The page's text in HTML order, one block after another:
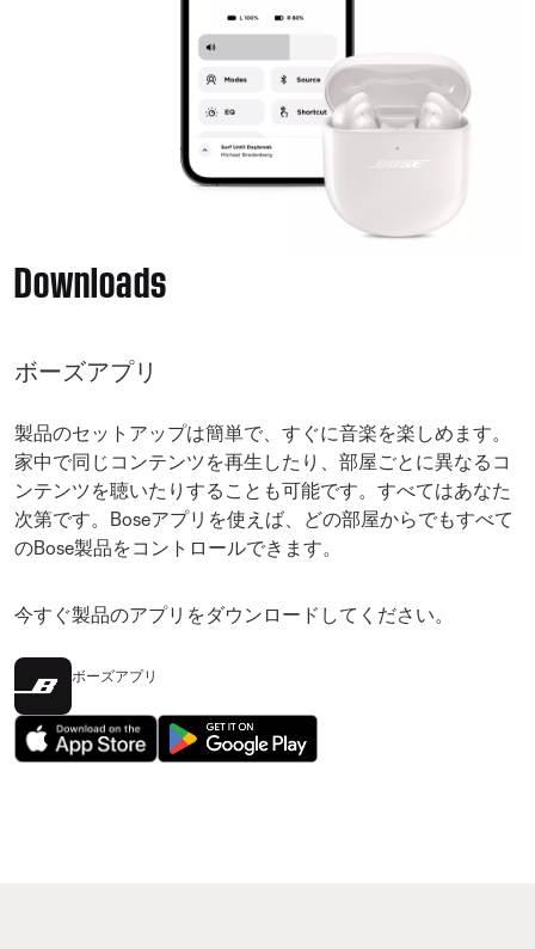
Downloads
ボーズアプリ
製品のセットアップは簡単で、すぐに音楽を楽しめます。
家中で同じコンテンツを再生したり、部屋ごとに異なるコ
ンテンツを聴いたりすることも可能です。すべてはあなた
次第です。Boseアプリを使えば、どの部屋からでもすべて
のBose製品をコントロールできます。
今すぐ製品のアプリをダウンロードしてください。
ボーズアプリ